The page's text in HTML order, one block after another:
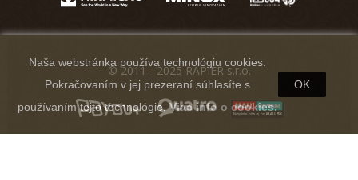
Naša webstránka používa technológiu cookies.
Pokračovaním v jej prezeraní súhlasíte s
používaním tejto technológie.Viac info o cookies.
OK
© 2011 - 2025 RAPIER s.r.o.